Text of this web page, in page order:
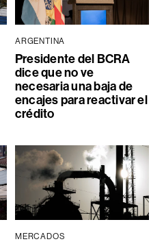
ARGENTINA
Presidente del BCRA
dice que no ve
necesaria una baja de
encajes para reactivar el
crédito
MERCADOS